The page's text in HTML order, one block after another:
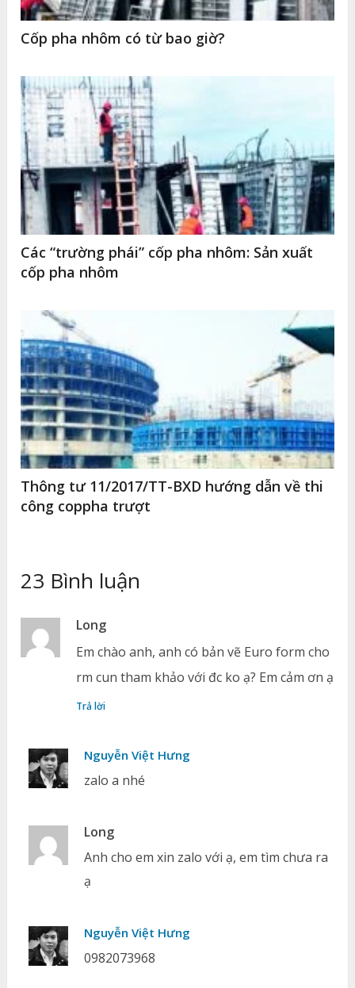
Cốp pha nhôm có từ bao giờ?
Các “trường phái” cốp pha nhôm: Sản xuất
cốp pha nhôm
Thông tư 11/2017/TT-BXD hướng dẫn về thi
công coppha trượt
23 Bình luận
Long
Em chào anh, anh có bản vẽ Euro form cho
rm cun tham khảo với đc ko ạ? Em cảm ơn ạ
Trả lời
Nguyễn Việt Hưng
zalo a nhé
Long
Anh cho em xin zalo với ạ, em tìm chưa ra
ạ
Nguyễn Việt Hưng
0982073968